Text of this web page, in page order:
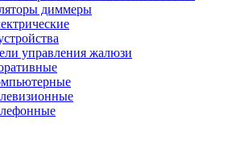
диммеры
управления жалюзи